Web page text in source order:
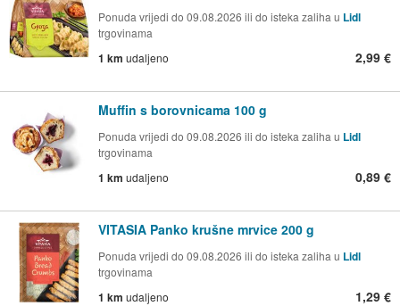
Ponuda vrijedi do 09.08.2026 ili do isteka zaliha u Lidl
trgovinama
1 km udaljeno 2,99 €
Muffin s borovnicama 100 g
Ponuda vrijedi do 09.08.2026 ili do isteka zaliha u Lidl
trgovinama
1 km udaljeno 0,89 €
VITASIA Panko krušne mrvice 200 g
Ponuda vrijedi do 09.08.2026 ili do isteka zaliha u Lidl
trgovinama
1 km udaljeno 1,29 €